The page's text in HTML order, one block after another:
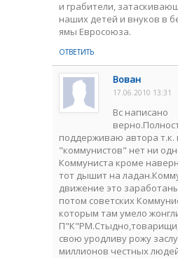
и грабители,
наших детей и внуков в
ямы Евросоюза.
ОТВЕТИТЬ
Вован
17.06.2010 13:31
Вс написано
поддерживаю автора т.к.
"коммунистов" нет ни
Коммуниста кроме
тот дышит на
движение это
потом советских
которым там умело
свою уродливу рожу
миллионов честных